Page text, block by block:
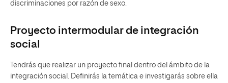
discriminaciones por razón de sexo.
Proyecto intermodular de integración
social
Tendrás que realizar un proyecto final dentro del ámbito de la
integración social. Definirás la temática e investigarás sobre ella